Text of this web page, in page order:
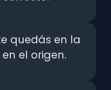
quedás en la
el origen.